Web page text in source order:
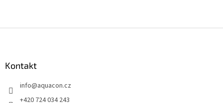
Kontakt
info@aquacon.cz
+420 724 034 243